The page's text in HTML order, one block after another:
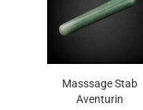
Masssage Stab
Aventurin